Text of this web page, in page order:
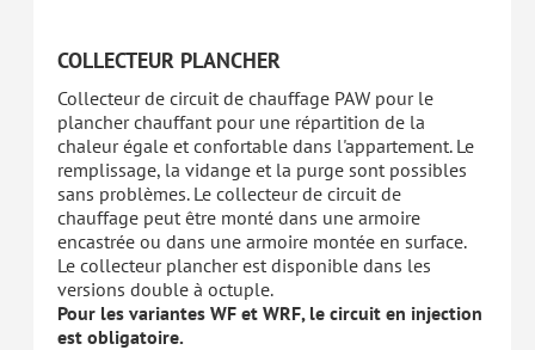
COLLECTEUR PLANCHER
Collecteur de circuit de chauffage PAW pour le
plancher chauffant pour une répartition de la
chaleur égale et confortable dans l'appartement. Le
remplissage, la vidange et la purge sont possibles
sans problèmes. Le collecteur de circuit de
chauffage peut être monté dans une armoire
encastrée ou dans une armoire montée en surface.
Le collecteur plancher est disponible dans les
versions double à octuple.
Pour les variantes WF et WRF, le circuit en injection
est obligatoire.